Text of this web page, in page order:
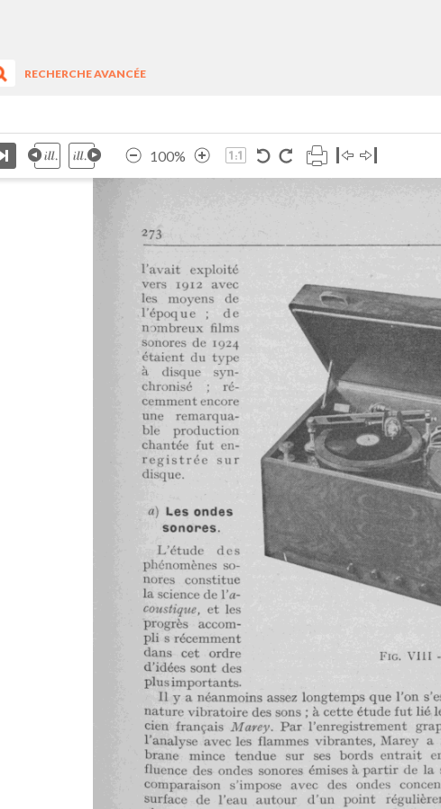
RECHERCHE AVANCÉE
100%